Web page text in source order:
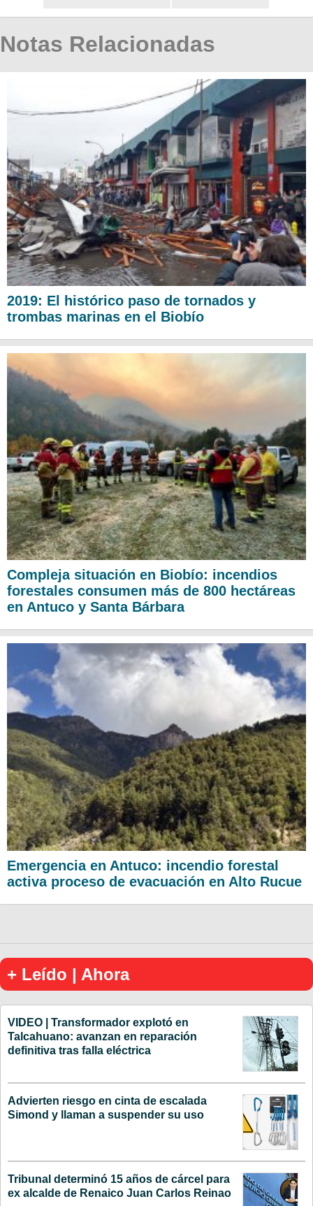
Notas Relacionadas
2019: El histórico paso de tornados y
trombas marinas en el Biobío
Compleja situación en Biobío: incendios
forestales consumen más de 800 hectáreas
en Antuco y Santa Bárbara
Emergencia en Antuco: incendio forestal
activa proceso de evacuación en Alto Rucue
+ Leído | Ahora
VIDEO | Transformador explotó en
Talcahuano: avanzan en reparación
definitiva tras falla eléctrica
Advierten riesgo en cinta de escalada
Simond y llaman a suspender su uso
Tribunal determinó 15 años de cárcel para
ex alcalde de Renaico Juan Carlos Reinao